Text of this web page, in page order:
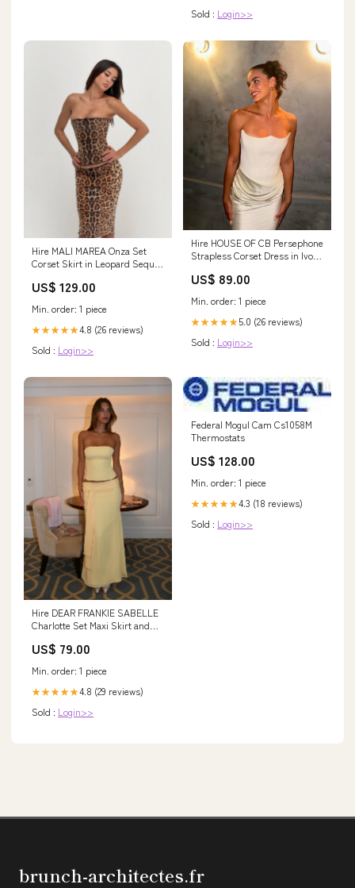
Sold : Login>>
Hire MALI MAREA Onza Set
Corset Skirt in Leopard Sequin
US$ 129.00
Min. order: 1 piece
★★★★★4.8 (26 reviews)
Sold : Login>>
Hire HOUSE OF CB Persephone
Strapless Corset Dress in Ivory
US$ 89.00
Min. order: 1 piece
★★★★★5.0 (26 reviews)
Sold : Login>>
Hire DEAR FRANKIE SABELLE
Charlotte Set Maxi Skirt and
Jamie
US$ 79.00
Min. order: 1 piece
★★★★★4.8 (29 reviews)
Sold : Login>>
Federal Mogul Cam Cs1058M
Thermostats
US$ 128.00
Min. order: 1 piece
★★★★★4.3 (18 reviews)
Sold : Login>>
brunch-architectes.fr